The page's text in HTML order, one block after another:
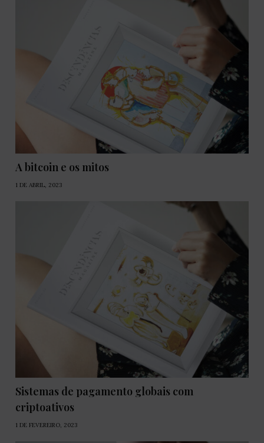
A bitcoin e os mitos
1 DE ABRIL, 2023
Sistemas de pagamento globais com
criptoativos
1 DE FEVEREIRO, 2023